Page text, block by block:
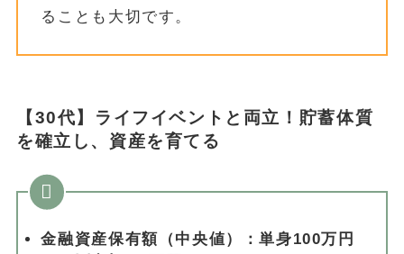
ることも大切です。
【30代】ライフイベントと両立！貯蓄体質
を確立し、資産を育てる
金融資産保有額（中央値）：単身100万円